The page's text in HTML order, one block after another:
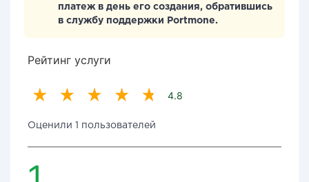
платеж в день его создания, обратившись
в службу поддержки Portmone.
Рейтинг услуги
4.8
Оценили 1 пользователей